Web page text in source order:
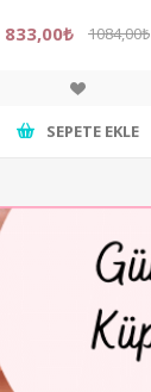
833,00₺ 1084,00₺
SEPETE EKLE